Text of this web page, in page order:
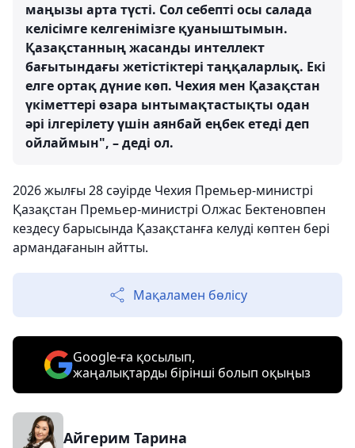
маңызы арта түсті. Сол себепті осы салада
келісімге келгенімізге қуаныштымын.
Қазақстанның жасанды интеллект
бағытындағы жетістіктері таңқаларлық. Екі
елге ортақ дүние көп. Чехия мен Қазақстан
үкіметтері өзара ынтымақтастықты одан
әрі ілгерілету үшін аянбай еңбек етеді деп
ойлаймын", – деді ол.
2026 жылғы 28 сәуірде Чехия Премьер-министрі
Қазақстан Премьер-министрі Олжас Бектеновпен
кездесу барысында Қазақстанға келуді көптен бері
армандағанын айтты.
Мақаламен бөлісу
Google-ға қосылып,
жаңалықтарды бірінші болып оқыңыз
Айгерим Тарина